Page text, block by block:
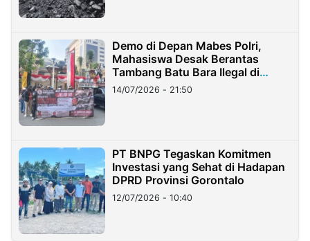
Demo di Depan Mabes Polri,
Mahasiswa Desak Berantas
Tambang Batu Bara Ilegal di
Lampung
14/07/2026 - 21:50
PT BNPG Tegaskan Komitmen
Investasi yang Sehat di Hadapan
DPRD Provinsi Gorontalo
12/07/2026 - 10:40